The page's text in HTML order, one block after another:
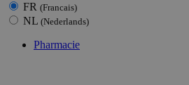
FR (Francais)
NL (Nederlands)
Pharmacie